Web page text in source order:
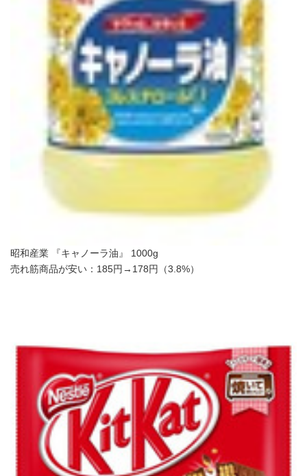
昭和産業 『キャノーラ油』 1000g
売れ筋商品が安い：185円→178円（3.8%）